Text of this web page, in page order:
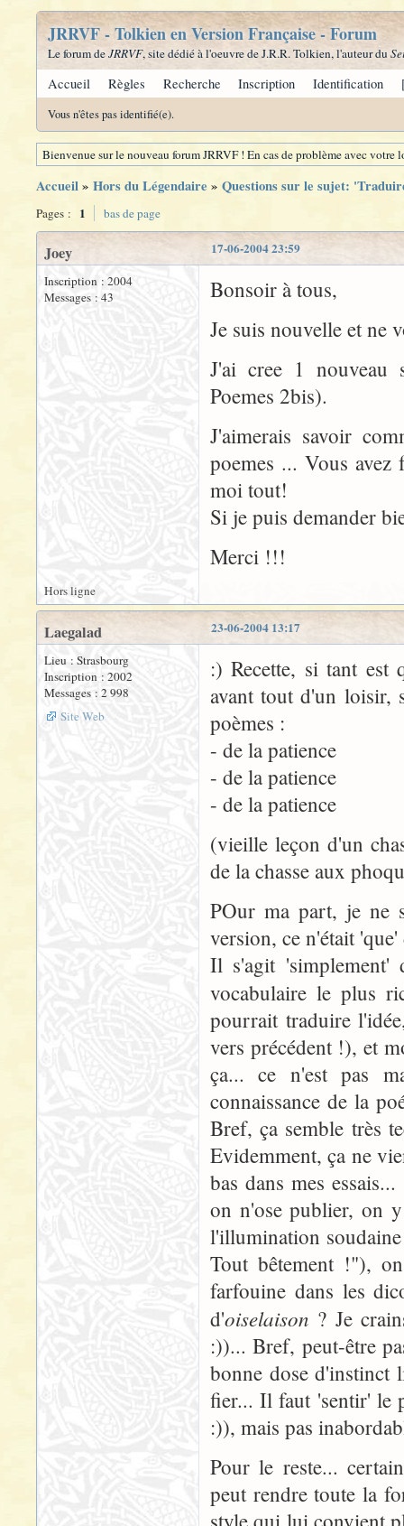
JRRVF - Tolkien en Version Française - Forum
Le forum deJRRVF, site dédié à l'oeuvre de J.R.R. Tolkien, l'auteur du
Accueil Règles Recherche Inscription Identification
Vous n'êtes pas identifié(e).
Bienvenue sur le nouveau forum JRRVF ! En cas de problème avec
Accueil» Hors du Légendaire » Questions sur le sujet:
Pages : 1 bas de page
17-06-2004 23:59
Joey
Inscription : 2004
Messages : 43
Bonsoir à tous,
Je suis nouvelle et ne
J'ai cree 1 nouveau
Poemes 2bis).
J'aimerais savoir
poemes ... Vous avez
moi tout!
Si je puis demander
Merci !!!
Hors ligne
23-06-2004 13:17
Laegalad
Lieu : Strasbourg
Inscription : 2002
Messages : 2 998
Site Web
:) Recette, si tant
avant tout d'un loisir,
poèmes :
- de la patience
- de la patience
- de la patience
(vieille leçon d'un
de la chasse aux
POur ma part, je ne
version, ce n'était
Il s'agit 'simplement'
vocabulaire le plus
pourrait traduire
vers précédent !), et
ça... ce n'est pas
connaissance de la
Bref, ça semble très
Evidemment, ça ne
bas dans mes
on n'ose publier, on
l'illumination
Tout bêtement !"),
farfouine dans les
d'oiselaison ? Je
:))... Bref, peut-être
bonne dose d'instinct
fier... Il faut 'sentir' le
:)), mais pas
Pour le reste...
peut rendre toute la
style qui lui convient